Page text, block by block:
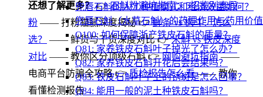
兜唇石斛的人工种植模式和经济效益如何？
兜唇石斛（水草石斛）的药理作用与药用价
Q100: 如何保障浙产铁皮石斛的质量？
Q81: 家养铁皮石斛叶子掉光了怎么办？
Q82: 家养铁皮石斛开花后会结果吗？
Q83: 铁皮石斛叶子上的锈斑是怎么回事？
Q84: 能用一般的泥土种铁皮石斛吗？
还想了解更多？👉石斛粉避坑指南：5招鉴别真假
粉 —— 打粉猫腻深度揭秘 👉鲜条 vs 枫斗：怎么
选？
—— 鲜货与干货深度对比 👉米斛 vs 铁皮深度
对比 —— 教你区分顶级石斛 👉网购避坑指南——
电商平台防骗全攻略 👉质检报告怎么看—— 教你
看懂检测报告